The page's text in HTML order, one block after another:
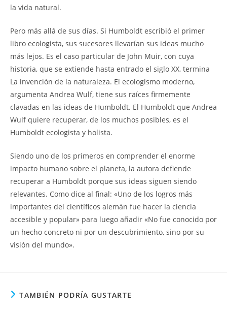
la vida natural.
Pero más allá de sus días. Si Humboldt escribió el primer
libro ecologista, sus sucesores llevarían sus ideas mucho
más lejos. Es el caso particular de John Muir, con cuya
historia, que se extiende hasta entrado el siglo XX, termina
La invención de la naturaleza. El ecologismo moderno,
argumenta Andrea Wulf, tiene sus raíces firmemente
clavadas en las ideas de Humboldt. El Humboldt que Andrea
Wulf quiere recuperar, de los muchos posibles, es el
Humboldt ecologista y holista.
Siendo uno de los primeros en comprender el enorme
impacto humano sobre el planeta, la autora defiende
recuperar a Humboldt porque sus ideas siguen siendo
relevantes. Como dice al final: «Uno de los logros más
importantes del científicos alemán fue hacer la ciencia
accesible y popular» para luego añadir «No fue conocido por
un hecho concreto ni por un descubrimiento, sino por su
visión del mundo».
TAMBIÉN PODRÍA GUSTARTE